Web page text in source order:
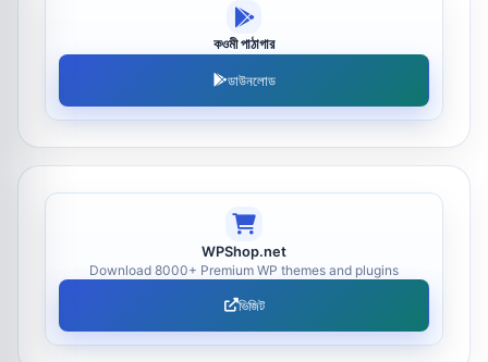
কওমী পাঠাগার
ডাউনলোড
WPShop.net
Download 8000+ Premium WP themes and plugins
ভিজিট